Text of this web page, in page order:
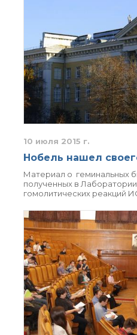
10 июля 2015 г.
Нобель нашел
Материал о геминальных
полученных в
гомолитических реакций